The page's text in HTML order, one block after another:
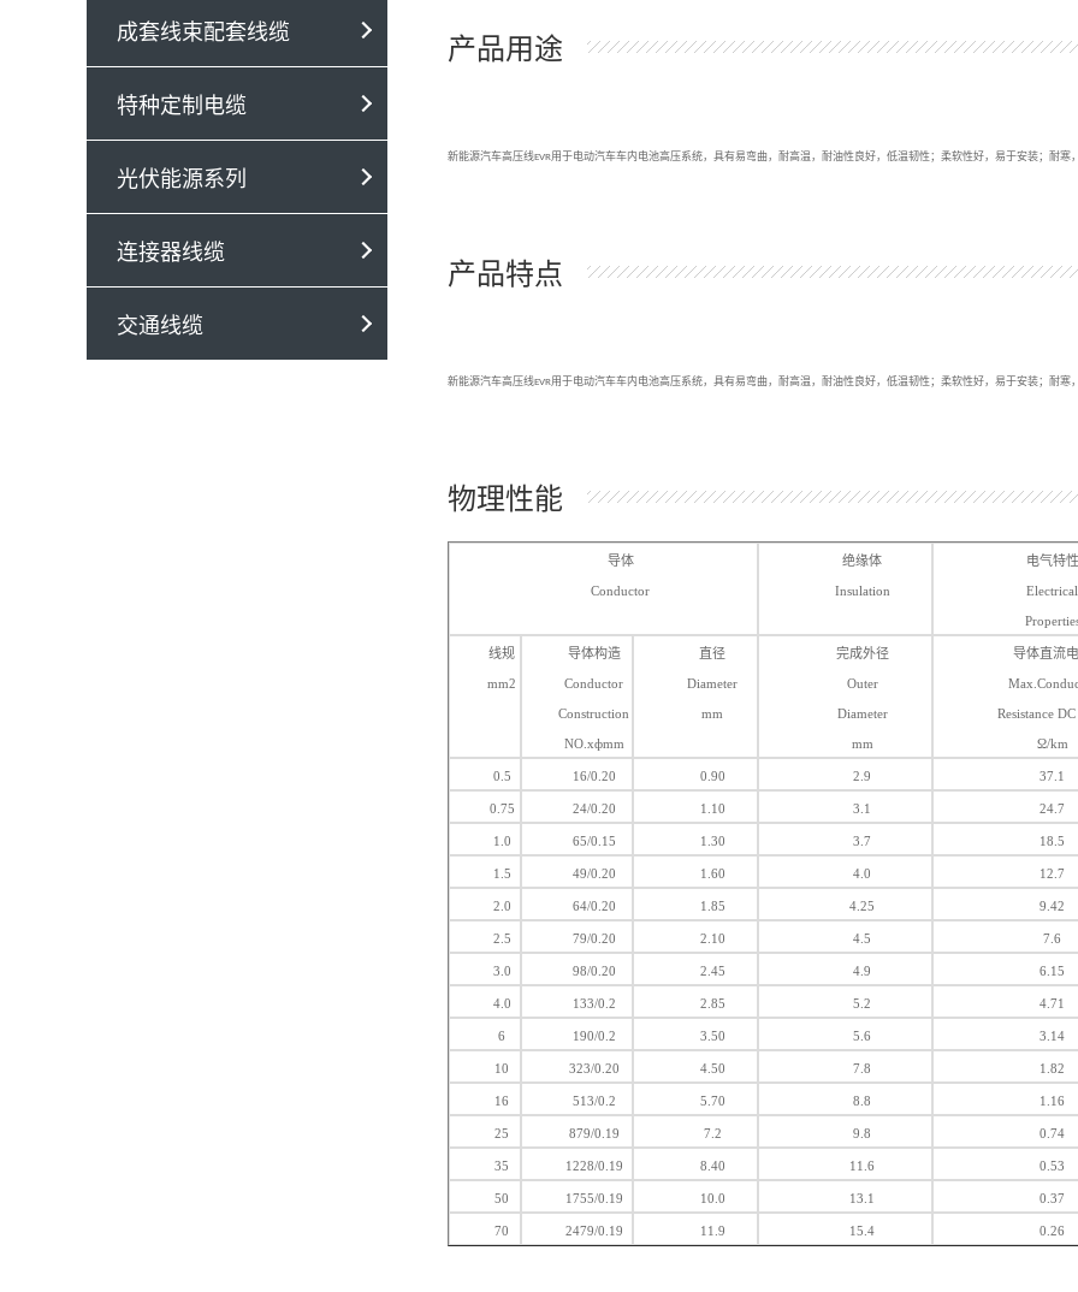
成套线束配套线缆
特种定制电缆
光伏能源系列
连接器线缆
交通线缆
产品用途
新能源汽车高压线EVR 用于电动汽车车内电池高压系统，具有易弯曲，耐高温，耐油性良好，低温韧性；柔软性好，易于安装；耐寒
产品特点
新能源汽车高压线EVR 用于电动汽车车内电池高压系统，具有易弯曲，耐高温，耐油性良好，低温韧性；柔软性好，易于安装；耐寒
物理性能
导体
Conductor
绝缘体
Insulation
电气特性
Electrical
线规
mm2
导体构造
Conductor
Construction
NO.xфmm
直径
Diameter
mm
完成外径
Outer
Diameter
mm
导体直流
Resistance
Ω/km
0.5 16/0.20 0.90 2.9 37.1
0.75 24/0.20 1.10 3.1 24.7
1.0 65/0.15 1.30 3.7 18.5
1.5 49/0.20 1.60 4.0 12.7
2.0 64/0.20 1.85 4.25 9.42
2.5 79/0.20 2.10 4.5 7.6
3.0 98/0.20 2.45 4.9 6.15
4.0 133/0.2 2.85 5.2 4.71
6 190/0.2 3.50 5.6 3.14
10 323/0.20 4.50 7.8 1.82
16 513/0.2 5.70 8.8 1.16
25 879/0.19 7.2 9.8 0.74
35 1228/0.19 8.40 11.6 0.53
50 1755/0.19 10.0 13.1 0.37
70 2479/0.19 11.9 15.4 0.26